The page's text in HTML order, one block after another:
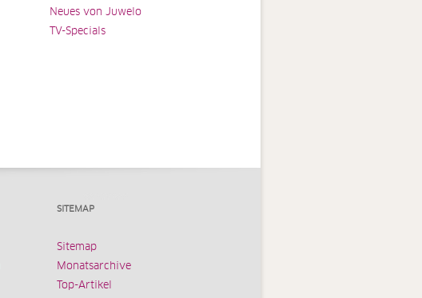
Neues von Juwelo
TV-Specials
SITEMAP
Sitemap
Monatsarchive
Top-Artikel